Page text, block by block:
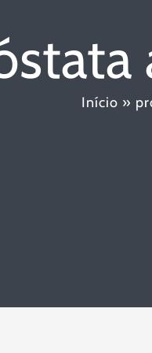
Início »